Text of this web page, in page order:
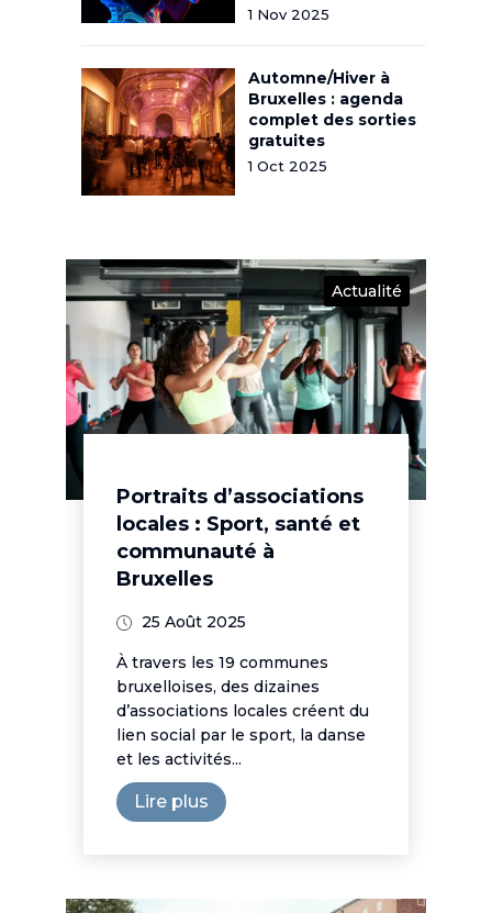
1 Nov 2025
Automne/Hiver à
Bruxelles : agenda
complet des sorties
gratuites
1 Oct 2025
Actualité
Portraits d’associations
locales : Sport, santé et
communauté à
Bruxelles
25 Août 2025
À travers les 19 communes
bruxelloises, des dizaines
d’associations locales créent du
lien social par le sport, la danse
et les activités...
Lire plus